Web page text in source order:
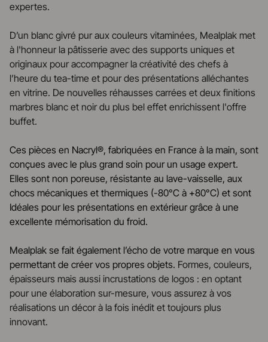
expertes.
D’un blanc givré pur aux couleurs vitaminées, Mealplak met
à l'honneur la pâtisserie avec des supports uniques et
originaux pour accompagner la créativité des chefs à
l’heure du tea-time et pour des présentations alléchantes
en vitrine. De nouvelles réhausses carrées et deux finitions
marbres blanc et noir du plus bel effet enrichissent l'offre
buffet.
Ces pièces en Nacryl®, fabriquées en France à la main, sont
conçues avec le plus grand soin pour un usage expert.
Elles sont non poreuse, résistante au lave-vaisselle, aux
chocs mécaniques et thermiques (-80°C à +80°C) et sont
Idéales pour les présentations en extérieur grâce à une
excellente mémorisation du froid.
Mealplak se fait également l’écho de votre marque en vous
permettant de créer vos propres objets. Formes, couleurs,
épaisseurs mais aussi incrustations de logos : en optant
pour une élaboration sur-mesure, vous assurez à vos
réalisations un décor à la fois inédit et toujours plus
innovant.